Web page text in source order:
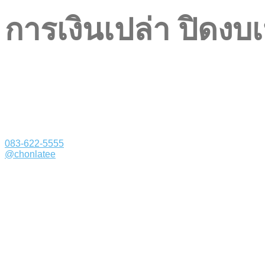
การเงินเปล่า ปิดง
083-622-5555
@chonlatee